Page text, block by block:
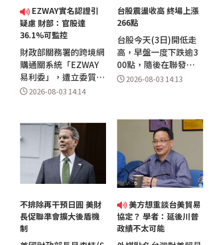
公布最新績效，截至今
年6月底，整體勞動基
金規模達8兆8,955億
地方政府若事前多查幾
次，就不會發生這樣的
EZWAY實名認證引
疑慮 財部：官股達
36.1%可監控
財政部關務署的跨境網
購通關系統「EZWAY
易利委」，遭立委質疑
收費機制不當以及委外
今天(3日)臨時舉行記
者會，針對外界3大誤
解澄清，強調EZ WAY
由關貿網路公司建置與
維護，財政部是最大股
1%，資安也符合國際
認證，並納入國家級監
控。 實名認證作業系
2026-08-03 14:14
台股震盪收高 終場上漲
266點
台股今天(3日)開低走
高，早盤一度下跌逾3
00點，隨後在聯發
科、日月光投控、創意
場收在43386.41點，
上漲266.66點，漲幅0.
62%，成交值新台幣8
445.31億元。 權值股
收盤表現，台積電終場
下跌55元，收2370
元，聯發科亮燈漲停，
上漲355元，收3910
元，日月光投控...
2026-08-03 14:13
不排除再干預日圓 美財
長促聯準會擴大後盾機
制
美方想重談台美貿易
協定？ 學者：延後川普
政績不太可能